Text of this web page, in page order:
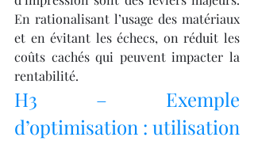
En rationalisant l’usage des matériaux
et en évitant les échecs, on réduit les
coûts cachés qui peuvent impacter la
rentabilité.
H3 – Exemple
d’optimisation : utilisation